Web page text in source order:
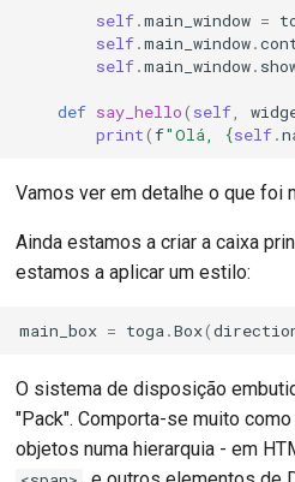
self.main_window =
self.main_window.
self.main_window.
def say_hello( self,
print(f"Olá, {self.
Vamos ver em detalhe o que foi
Ainda estamos a criar a caixa
estamos a aplicar um estilo:
main_box = toga.Box(
O sistema de disposição
"Pack". Comporta-se muito
objetos numa hierarquia - em